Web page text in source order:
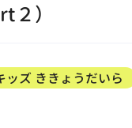
）
ッズ ききょうだいら